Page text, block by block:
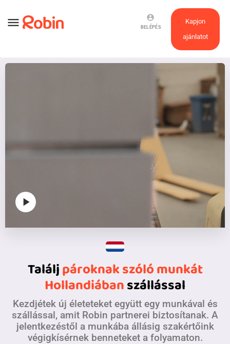
menu
Kapjon
ajánlatot
account_circle
BELÉPÉS
play_arrow
Találjpároknak szóló munkát
Hollandiábanszállással
Kezdjétek új életeteket együtt egy munkával és
szállással, amit Robin partnerei biztosítanak. A
jelentkezéstől a munkába állásig szakértőink
végigkísérnek benneteket a folyamaton.